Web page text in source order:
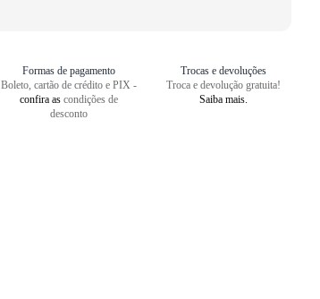
Formas de pagamento
Boleto, cartão de crédito e PIX -
confira as condições de
desconto
Trocas e devoluções
Troca e devolução gratuita!
Saiba mais.